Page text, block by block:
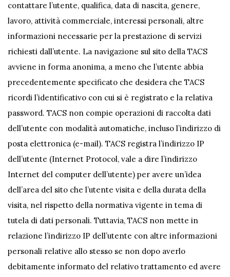
contattare l’utente, qualifica, data di nascita, genere,
lavoro, attività commerciale, interessi personali, altre
informazioni necessarie per la prestazione di servizi
richiesti dall’utente. La navigazione sul sito della TACS
avviene in forma anonima, a meno che l’utente abbia
precedentemente specificato che desidera che TACS
ricordi l’identificativo con cui si è registrato e la relativa
password. TACS non compie operazioni di raccolta dati
dell’utente con modalità automatiche, incluso l’indirizzo di
posta elettronica (e-mail). TACS registra l’indirizzo IP
dell’utente (Internet Protocol, vale a dire l’indirizzo
Internet del computer dell’utente) per avere un’idea
dell’area del sito che l’utente visita e della durata della
visita, nel rispetto della normativa vigente in tema di
tutela di dati personali. Tuttavia, TACS non mette in
relazione l’indirizzo IP dell’utente con altre informazioni
personali relative allo stesso se non dopo averlo
debitamente informato del relativo trattamento ed avere